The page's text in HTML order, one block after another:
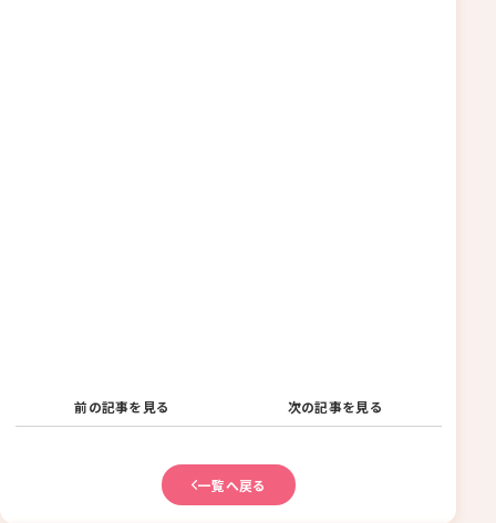
前の記事を見る 次の記事を見る
一覧へ戻る